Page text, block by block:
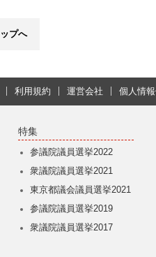
プへ
利用規約 運営会社 個人情
特集
参議院議員選挙2022
衆議院議員選挙2021
東京都議会議員選挙2021
参議院議員選挙2019
衆議院議員選挙2017